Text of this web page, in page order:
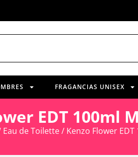
FRAGANCIAS UNISEX
EDT 100ml
Eau de Toilette/ Kenzo Flower